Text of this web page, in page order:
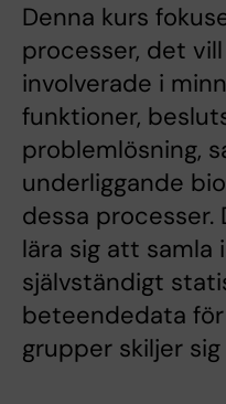
Denna kurs
processer, det
involverade i
funktioner,
problemlösning,
underliggande
dessa
lära sig att samla
självständigt
beteendedata
grupper skiljer sig